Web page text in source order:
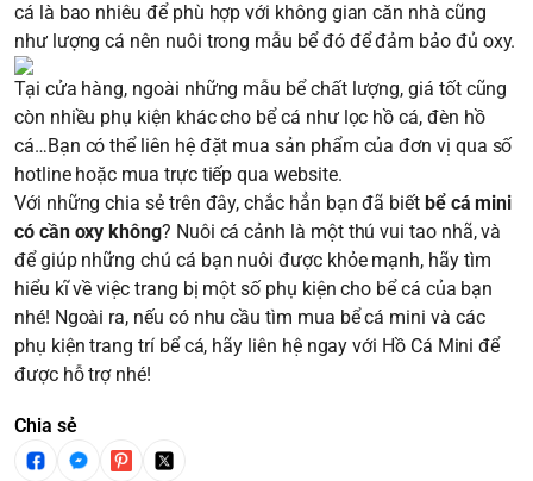
cá là bao nhiêu để phù hợp với không gian căn nhà cũng
như lượng cá nên nuôi trong mẫu bể đó để đảm bảo đủ oxy.
Tại cửa hàng, ngoài những mẫu bể chất lượng, giá tốt cũng
còn nhiều phụ kiện khác cho bể cá như lọc hồ cá, đèn hồ
cá…Bạn có thể liên hệ đặt mua sản phẩm của đơn vị qua số
hotline hoặc mua trực tiếp qua website.
Với những chia sẻ trên đây, chắc hẳn bạn đã biết bể cá mini
có cần oxy không? Nuôi cá cảnh là một thú vui tao nhã, và
để giúp những chú cá bạn nuôi được khỏe mạnh, hãy tìm
hiểu kĩ về việc trang bị một số phụ kiện cho bể cá của bạn
nhé! Ngoài ra, nếu có nhu cầu tìm mua bể cá mini và các
phụ kiện trang trí bể cá, hãy liên hệ ngay với Hồ Cá Mini để
được hỗ trợ nhé!
Chia sẻ